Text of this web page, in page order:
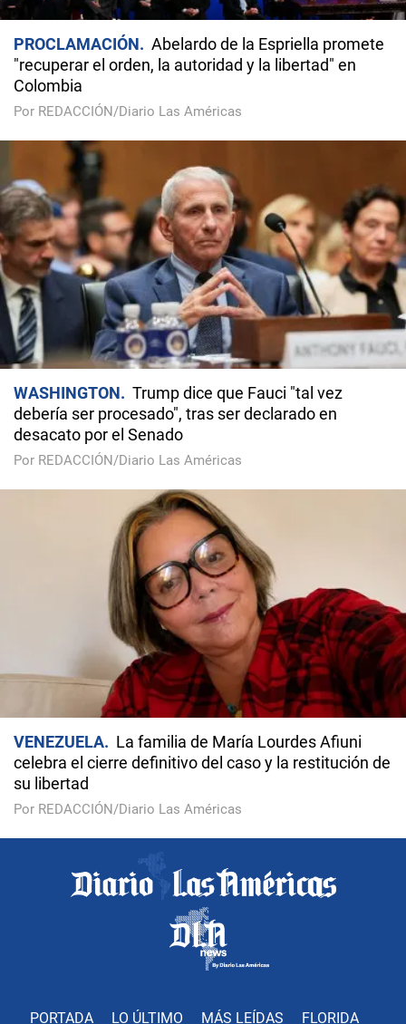
PROCLAMACIÓN
Abelardo de la Espriella promete
"recuperar el orden, la autoridad y la libertad" en
Colombia
Por REDACCIÓN/Diario Las Américas
WASHINGTON
Trump dice que Fauci "tal vez
debería ser procesado", tras ser declarado en
desacato por el Senado
Por REDACCIÓN/Diario Las Américas
VENEZUELA
La familia de María Lourdes Afiuni
celebra el cierre definitivo del caso y la restitución de
su libertad
Por REDACCIÓN/Diario Las Américas
PORTADA LO ÚLTIMO MÁS LEÍDAS FLORIDA